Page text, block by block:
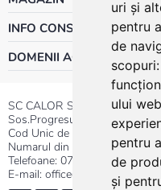
uri și
pentru
de
scopuri:
ului web
pentru
de
și
INFO CONSUMATOR
DOMENII ACTIVITATE
SC CALOR SRL
Sos.Progresului nr.30-40,
Cod Unic de Inregistrare: RO
Numarul din Registrul
Telefoane: 0737.23.44.44|
E-mail: office@calor.ro